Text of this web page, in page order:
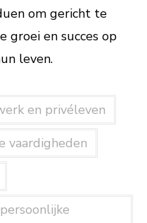
om gericht te
groei en succes op
leven.
en privéleven
vaardigheden